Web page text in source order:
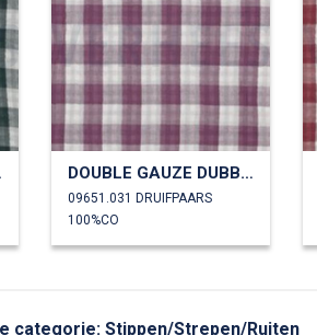
DOUBLE GAUZE DUBBELZIJDIGE RUITEN
09651.031 DRUIFPAARS
100%CO
categorie: Stippen/Strepen/Ruiten